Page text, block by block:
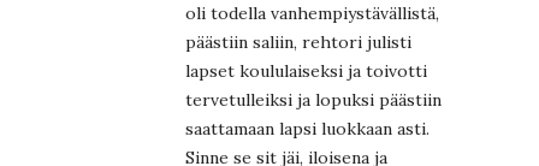
oli todella vanhempiystävällistä,
päästiin saliin, rehtori julisti
lapset koululaiseksi ja toivotti
tervetulleiksi ja lopuksi päästiin
saattamaan lapsi luokkaan asti.
Sinne se sit jäi, iloisena ja